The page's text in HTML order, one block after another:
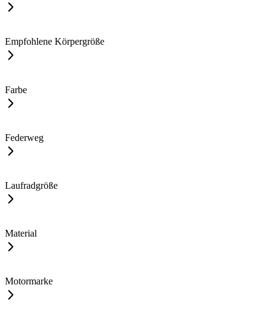
Empfohlene Körpergröße
Farbe
Federweg
Laufradgröße
Material
Motormarke